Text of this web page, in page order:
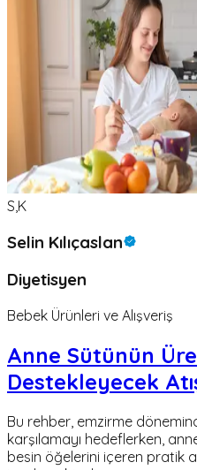
S,K
Selin Kılıçaslan
Diyetisyen
Bebek Ürünleri ve Alışveriş
Anne Sütünün
Destekleyecek
Bu rehber, emzirme
karşılamayı hedeflerken,
besin öğelerini içeren pratik